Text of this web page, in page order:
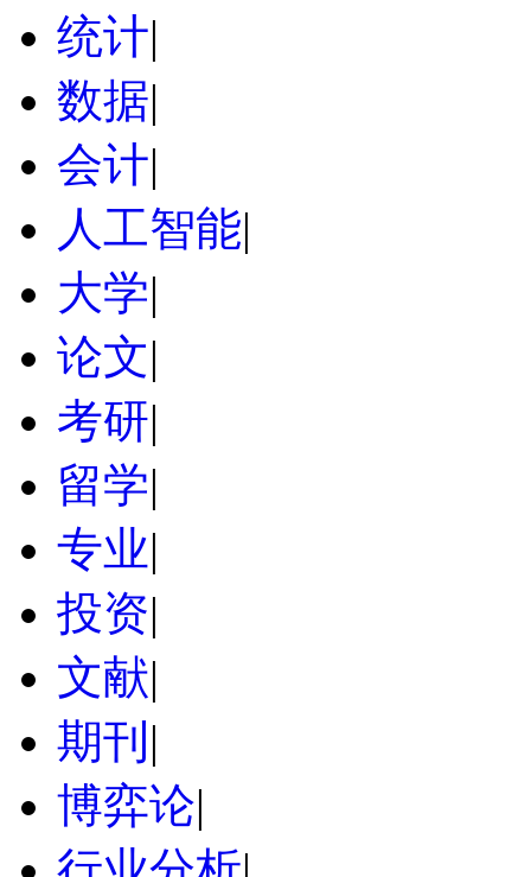
统计|
数据|
会计|
人工智能|
大学|
论文|
考研|
留学|
专业|
投资|
文献|
期刊 |
博弈论|